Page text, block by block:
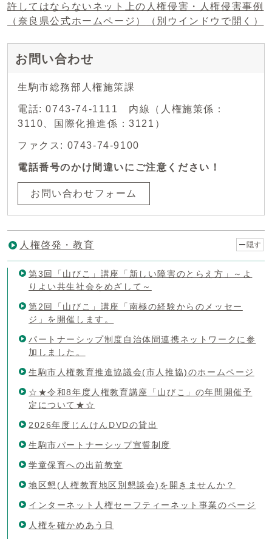
許してはならないネット上の人権侵害・人権侵害事例
（奈良県公式ホームページ）
（別ウインドウで開く）
お問い合わせ
生駒市総務部人権施策課
電話: 0743-74-1111 内線（人権施策係：
3110、国際化推進係：3121）
ファクス: 0743-74-9100
電話番号のかけ間違いにご注意ください！
お問い合わせフォーム
人権啓発・教育 隠す
第3回「山びこ」講座「新しい障害のとらえ方」～よ
りよい共生社会をめざして～
第2回「山びこ」講座「南極の経験からのメッセー
ジ」を開催します。
パートナーシップ制度自治体間連携ネットワークに参
加しました。
生駒市人権教育推進協議会(市人推協)のホームページ
☆★令和8年度人権教育講座「山びこ」の年間開催予
定について★☆
2026年度じんけんDVDの貸出
生駒市パートナーシップ宣誓制度
学童保育への出前教室
地区懇(人権教育地区別懇談会)を開きませんか？
インターネット人権セーフティーネット事業のページ
人権を確かめあう日